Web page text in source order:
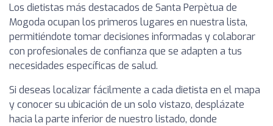
Los dietistas más destacados de Santa Perpètua de
Mogoda ocupan los primeros lugares en nuestra lista,
permitiéndote tomar decisiones informadas y colaborar
con profesionales de confianza que se adapten a tus
necesidades específicas de salud.
Si deseas localizar fácilmente a cada dietista en el mapa
y conocer su ubicación de un solo vistazo, desplázate
hacia la parte inferior de nuestro listado, donde